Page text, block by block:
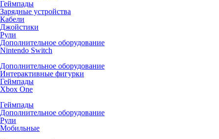
Геймпады
Зарядные устройства
Кабели
Джойстики
Рули
Дополнительное оборудование
Nintendo Switch
Дополнительное оборудование
Интерактивные фигурки
Геймпады
Xbox One
Геймпады
Дополнительное оборудование
Рули
Мобильные